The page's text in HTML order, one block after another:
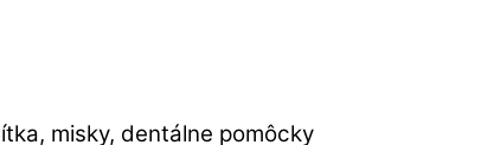
misky, dentálne pomôcky